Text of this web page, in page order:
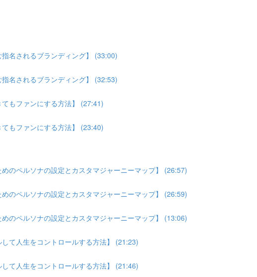
名されるブランディング】 (33:00)
名されるブランディング】 (32:53)
もファンにする方法】 (27:41)
もファンにする方法】 (23:40)
のペルソナの設定とカスタマジャーニーマップ】 (26:57)
のペルソナの設定とカスタマジャーニーマップ】 (26:59)
のペルソナの設定とカスタマジャーニーマップ】 (13:06)
て人生をコントロールする方法】 (21:23)
て人生をコントロールする方法】 (21:46)